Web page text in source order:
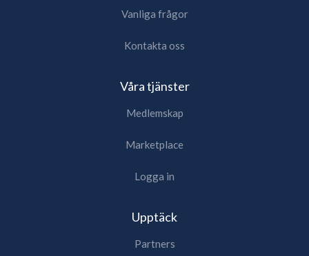
Vanliga frågor
Kontakta oss
Våra tjänster
Medlemskap
Marketplace
Logga in
Upptäck
Partners